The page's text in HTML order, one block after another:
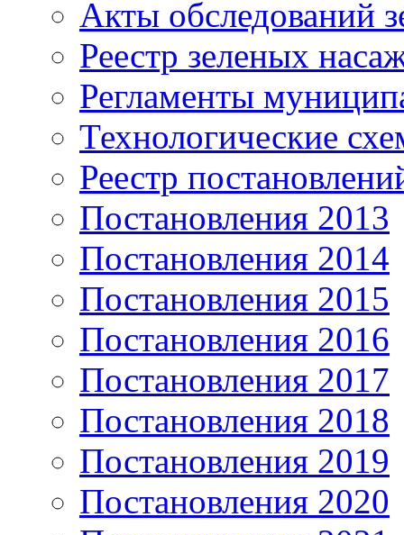
Акты обследований
Реестр зеленых
Регламенты
Технологические
Реестр
Постановления 2013
Постановления 2014
Постановления 2015
Постановления 2016
Постановления 2017
Постановления 2018
Постановления 2019
Постановления 2020